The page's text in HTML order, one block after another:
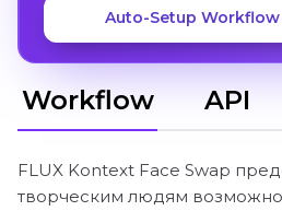
Auto-Setup Workflow
Workflow API
FLUX Kontext Face Swap
творческим людям